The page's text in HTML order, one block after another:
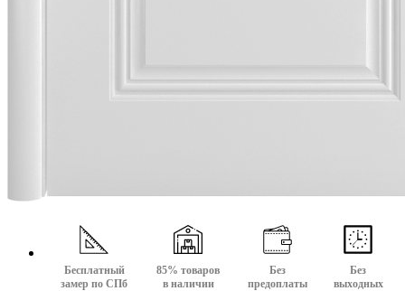
Бесплатный
замер по СПб
85% товаров
в наличии
Без
предоплаты
Без
выходных